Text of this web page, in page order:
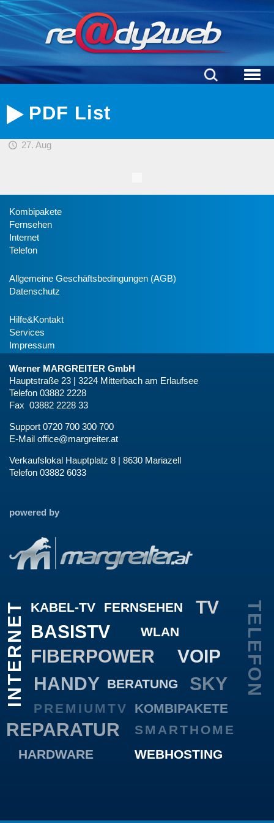
PDF List
27. Aug
Kombipakete
Fernsehen
Internet
Telefon
Allgemeine Geschäftsbedingungen (AGB)
Datenschutz
Hilfe&Kontakt
Services
Impressum
Werner MARGREITER GmbH
Hauptstraße 23 | 3224 Mitterbach am Erlaufsee
Telefon 03882 2228
Fax 03882 2228 33
Support 0720 700 300 700
E-Mail office@margreiter.at
Verkaufslokal Hauptplatz 8 | 8630 Mariazell
Telefon 03882 6033
powered by
KABEL-TV
INTERNET TELEFON
FERNSEHEN
TV
BASISTV
PREMIUMTV
SKY
WLAN
WEBHOSTING
FIBERPOWER VOIP
BERATUNG
REPARATUR
HANDY
HARDWARE
SMARTHOME
KOMBIPAKETE